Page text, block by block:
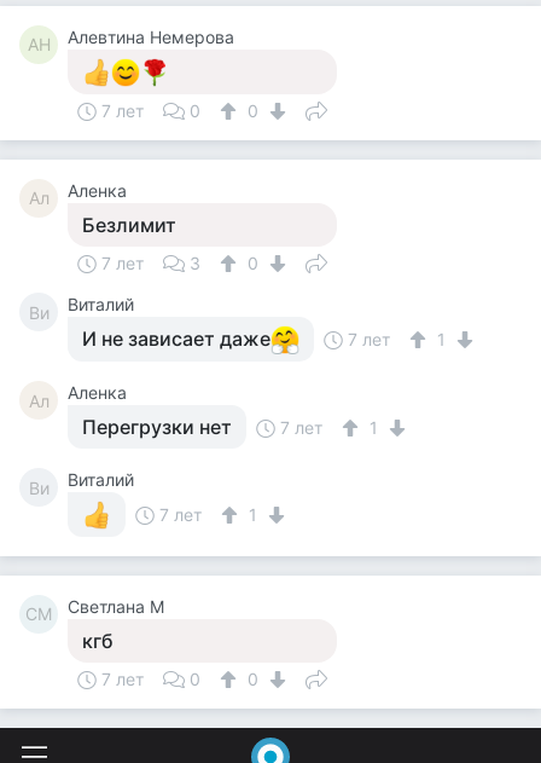
АН Алевтина Немерова
7 лет 0 0
Ал Аленка
Безлимит
7 лет 3 0
Ви Виталий
И не зависает даже 7 лет 1
Ал Аленка
Перегрузки нет 7 лет 1
Ви
Виталий
7 лет
1
СМ Светлана М
кгб
7 лет 0 0